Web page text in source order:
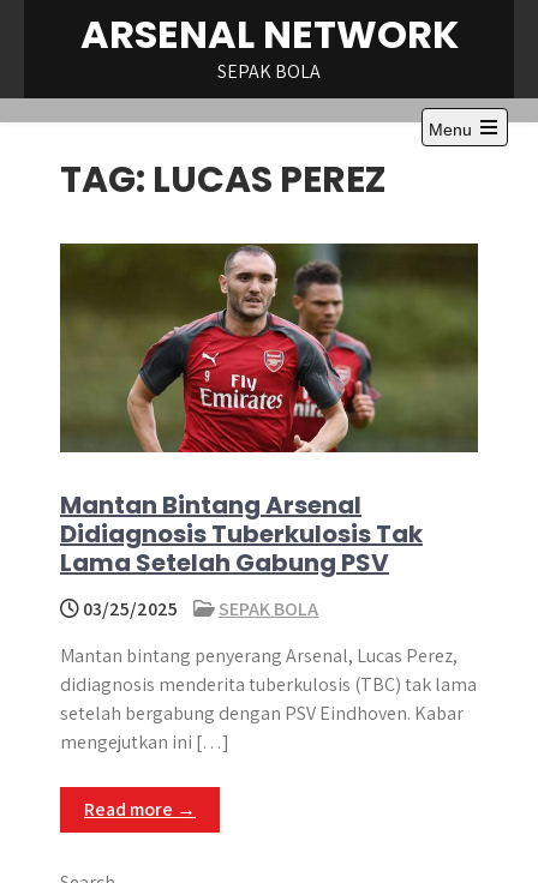
ARSENAL NETWORK
SEPAK BOLA
Menu
Open
TAG: LUCAS PEREZ
Mantan Bintang Arsenal
Didiagnosis Tuberkulosis Tak
Lama Setelah Gabung PSV
03/25/2025
SEPAK BOLA
Mantan bintang penyerang Arsenal, Lucas Perez,
didiagnosis menderita tuberkulosis (TBC) tak lama
setelah bergabung dengan PSV Eindhoven. Kabar
mengejutkan ini […]
Read more →